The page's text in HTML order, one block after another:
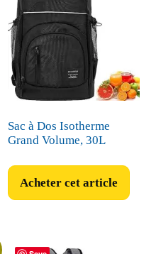
Sac à Dos Isotherme
Grand Volume, 30L
Acheter cet article